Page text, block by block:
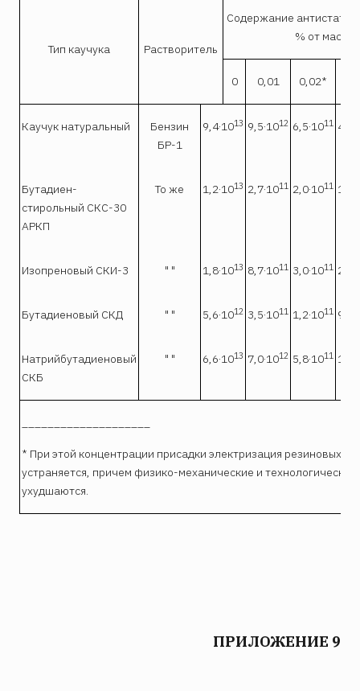
Тип каучука Растворитель
Содержание
% от массы
0 0,01 0,02*
Каучук натуральный
Бензин
БР-1
9,4·1013 9,5·1012 6,5·1011
Бутадиен-
стирольный СКС-30
АРКП
То же 1,2·1013 2,7·1011 2,0·1011
Изопреновый СКИ-3 " " 1,8·1013 8,7·1011 3,0·1011
Бутадиеновый СКД " " 5,6·1012 3,5·1011 1,2·1011
Натрийбутадиеновый
СКБ
" " 6,6·1013 7,0·1012 5,8·1011
* При этой концентрации присадки электризация резиновых
устраняется, причем физико-механические и технологические
ухудшаются.
ПРИЛОЖЕНИЕ 9